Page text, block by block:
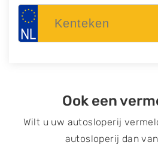
Ook een
Wilt u uw autosloperij
autosloperij dan